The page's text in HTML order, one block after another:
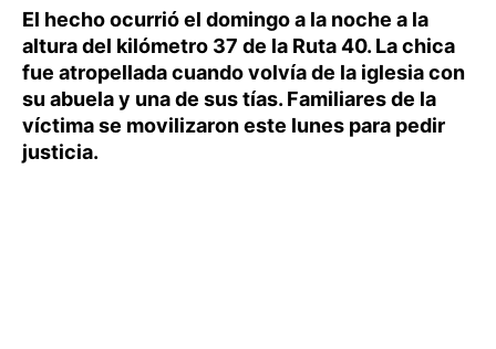
El hecho ocurrió el domingo a la noche a la
altura del kilómetro 37 de la Ruta 40. La chica
fue atropellada cuando volvía de la iglesia con
su abuela y una de sus tías. Familiares de la
víctima se movilizaron este lunes para pedir
justicia.